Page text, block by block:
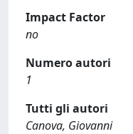
Impact Factor
no
Numero autori
1
Tutti gli autori
Canova, Giovanni